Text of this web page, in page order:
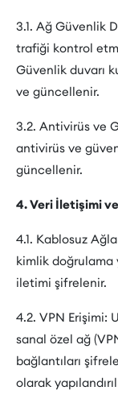
3.1. Ağ Güvenlik
trafiği kontrol
Güvenlik duvarı
ve güncellenir.
3.2. Antivirüs ve
antivirüs ve
güncellenir.
4. Veri İletişimi
4.1. Kablosuz
kimlik doğrulama
iletimi şifrelenir.
4.2. VPN Erişimi:
sanal özel ağ
bağlantıları
olarak